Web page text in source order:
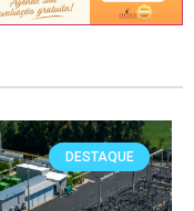
DESTAQUE